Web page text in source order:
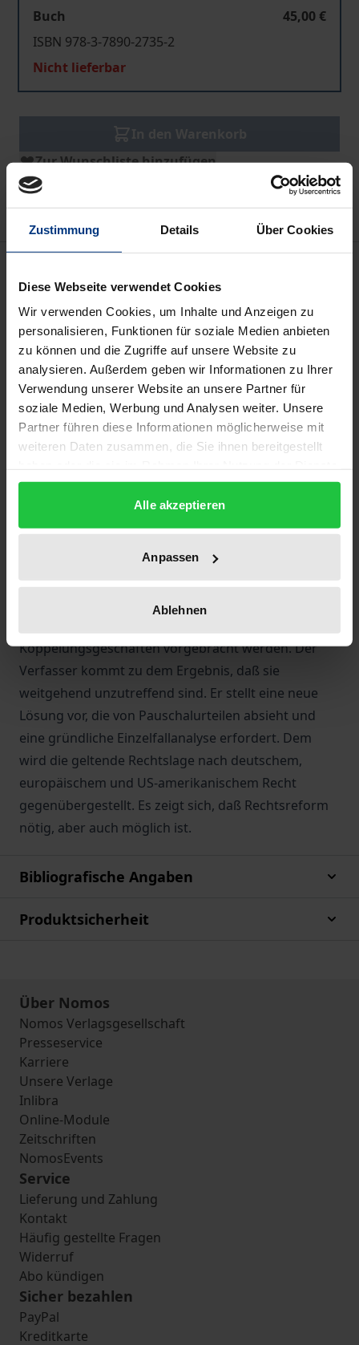
Zustimmung Details Über Cookies
Diese Webseite verwendet Cookies
Wir verwenden Cookies, um Inhalte und Anzeigen zu
personalisieren, Funktionen für soziale Medien anbieten
zu können und die Zugriffe auf unsere Website zu
analysieren. Außerdem geben wir Informationen zu Ihrer
Verwendung unserer Website an unsere Partner für
soziale Medien, Werbung und Analysen weiter. Unsere
Partner führen diese Informationen möglicherweise mit
weiteren Daten zusammen, die Sie ihnen bereitgestellt
gesammelt haben.
Alle akzeptieren
Anpassen
Ablehnen
Buch
45,00 €
ISBN 978-3-7890-2735-2
Nicht lieferbar
In den Warenkorb
Zur Wunschliste hinzufügen
Hinweise zu Versandkosten
Das Werk enthält eine grundlegende Untersuchung
zum wettbewerbsrechtlichen Problem der
Koppelungsgeschäfte und stellt eine neue Lösung
vor. Der Verfasser zeigt, daß Koppelungsgeschäfte
eine weitaus umfassendere Fragestellung erfordern,
als dies üblicherweise geschieht. Der Verfasser
wehrt sich gegen unreflektierte begriffliche
Abgrenzung des Themas werden zahlreiche
unternehmerische Funktionen aufgezeigt, denen
Koppelungsgeschäfte dienen können. Es schließt
sich dann eine umfassende Darstellung und
Würdigung der kartell- und lauterkeitsrechtlichen
Koppelungsgeschäften vorgebracht werden. Der
Verfasser kommt zu dem Ergebnis, daß sie
weitgehend unzutreffend sind. Er stellt eine neue
Lösung vor, die von Pauschalurteilen absieht und
eine gründliche Einzelfallanalyse erfordert. Dem
wird die geltende Rechtslage nach deutschem,
europäischem und US-amerikanischem Recht
gegenübergestellt. Es zeigt sich, daß Rechtsreform
nötig, aber auch möglich ist.
Bibliografische Angaben
Produktsicherheit
Über Nomos
Nomos Verlagsgesellschaft
Presseservice
Karriere
Unsere Verlage
Inlibra
Online-Module
Zeitschriften
NomosEvents
Service
Lieferung und Zahlung
Kontakt
Häufig gestellte Fragen
Widerruf
Abo kündigen
Sicher bezahlen
PayPal
Kreditkarte